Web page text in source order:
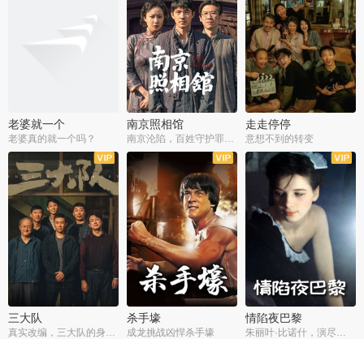
老婆就一个
老婆真的就一个吗？
南京照相馆
南京沦陷，百姓守护罪证底片
走走停停
意想不到的转变
三大队 杀手壕
成龙挑战凶悍杀手壕
情陷夜巴黎